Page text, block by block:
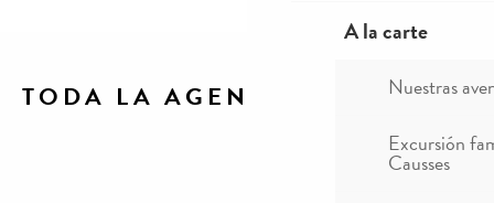
A la carte
Nuestras
Excursión
Causses
TODA LA AGENDA
Ajouter aux